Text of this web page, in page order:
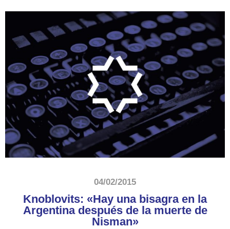
04/02/2015
Knoblovits: «Hay una bisagra en la
Argentina después de la muerte de
Nisman»